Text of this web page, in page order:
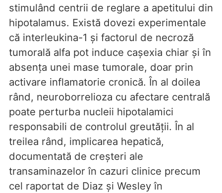
stimulând centrii de reglare a apetitului din
hipotalamus. Există dovezi experimentale
că interleukina-1 și factorul de necroză
tumorală alfa pot induce cașexia chiar și în
absența unei mase tumorale, doar prin
activare inflamatorie cronică. În al doilea
rând, neuroborrelioza cu afectare centrală
poate perturba nucleii hipotalamici
responsabili de controlul greutății. În al
treilea rând, implicarea hepatică,
documentată de creșteri ale
transaminazelor în cazuri clinice precum
cel raportat de Diaz și Wesley în